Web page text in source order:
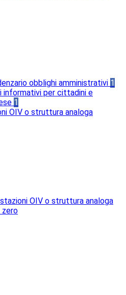
obblighi amministrativi 1
informativi per cittadini e
1
OIV o struttura analoga
OIV o struttura analoga
zero